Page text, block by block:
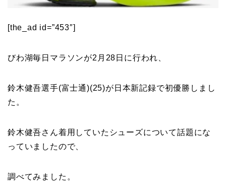
[the_ad id=”453″]
びわ湖毎日マラソンが2月28日に行われ、
鈴木健吾選手(富士通)(25)が日本新記録で初優勝しまし
た。
鈴木健吾さん着用していたシューズについて話題にな
っていましたので、
調べてみました。